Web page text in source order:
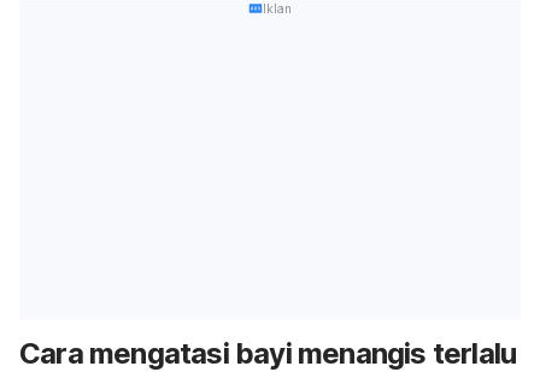
Iklan
Cara mengatasi bayi menangis terlalu